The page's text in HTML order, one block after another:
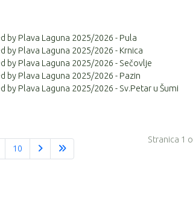
by Plava Laguna 2025/2026 - Pula
by Plava Laguna 2025/2026 - Krnica
by Plava Laguna 2025/2026 - Sečovlje
by Plava Laguna 2025/2026 - Pazin
Plava Laguna 2025/2026 - Sv.Petar u Šumi
Stranica 1
10